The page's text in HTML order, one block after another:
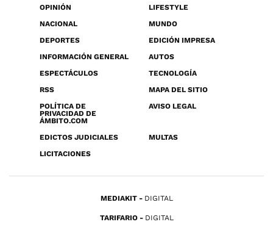
OPINIÓN
LIFESTYLE
NACIONAL
MUNDO
DEPORTES
EDICIÓN IMPRESA
INFORMACIÓN GENERAL
AUTOS
ESPECTÁCULOS
TECNOLOGÍA
RSS
MAPA DEL SITIO
POLÍTICA DE
PRIVACIDAD DE
ÁMBITO.COM
AVISO LEGAL
EDICTOS JUDICIALES
MULTAS
LICITACIONES
MEDIAKIT DIGITAL
TARIFARIO DIGITAL